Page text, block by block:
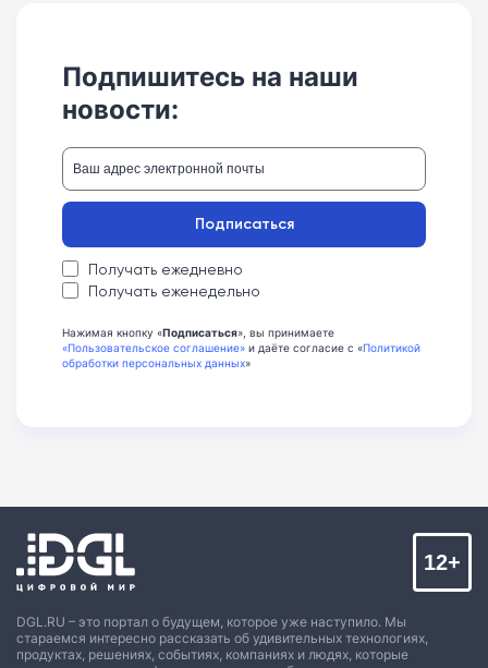
Подпишитесь на наши
новости:
Получать ежедневно
Получать еженедельно
Подписаться
Нажимая кнопку «Подписаться», вы принимаете
«Пользовательское соглашение» и даёте согласие с «Политикой
обработки персональных данных»
DGL.RU – это портал о будущем, которое уже наступило. Мы
стараемся интересно рассказать об удивительных технологиях,
продуктах, решениях, событиях, компаниях и людях, которые
12+